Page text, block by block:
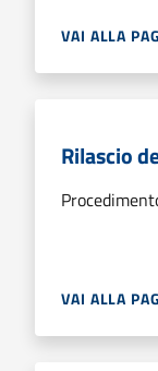
VAI ALLA
Rilascio
VAI ALLA